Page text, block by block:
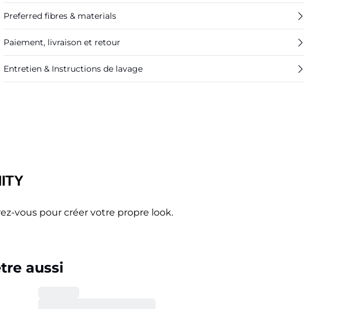
Preferred fibres & materials
Paiement, livraison et retour
Entretien & Instructions de lavage
vous pour créer votre propre look.
aussi